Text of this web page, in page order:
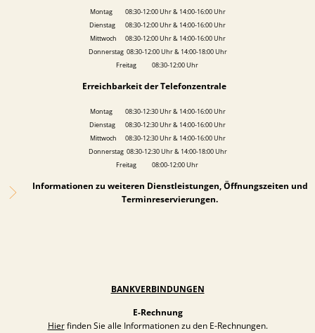
Montag 08:30-12:00 Uhr & 14:00-16:00 Uhr
Dienstag 08:30-12:00 Uhr & 14:00-16:00 Uhr
Mittwoch 08:30-12:00 Uhr & 14:00-16:00 Uhr
Donnerstag 08:30-12:00 Uhr & 14:00-18:00 Uhr
Freitag 08:30-12:00 Uhr
Erreichbarkeit der Telefonzentrale
Montag 08:30-12:30 Uhr & 14:00-16:00 Uhr
Dienstag 08:30-12:30 Uhr & 14:00-16:00 Uhr
Mittwoch 08:30-12:30 Uhr & 14:00-16:00 Uhr
Donnerstag 08:30-12:30 Uhr & 14:00-18:00 Uhr
Freitag 08:00-12:00 Uhr
Informationen zu weiteren Dienstleistungen, Öffnungszeiten und
Terminreservierungen.
BANKVERBINDUNGEN
E-Rechnung
Hierfinden Sie alle Informationen zu den E-Rechnungen.